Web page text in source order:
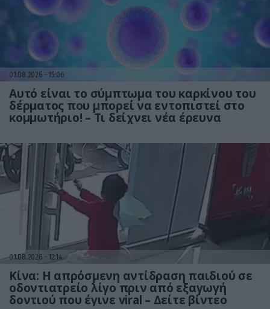
01.08.2026 15:06
Αυτό είναι το σύμπτωμα του καρκίνου του
δέρματος που μπορεί να εντοπιστεί στο
κομμωτήριο! – Τι δείχνει νέα έρευνα
01.08.2026 12:14
Κίνα: Η απρόσμενη αντίδραση παιδιού σε
οδοντιατρείο λίγο πριν από εξαγωγή
δοντιού που έγινε viral – Δείτε βίντεο